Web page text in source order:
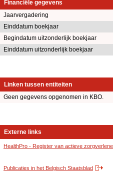
Financiële gegevens
Jaarvergadering
Einddatum boekjaar
Begindatum uitzonderlijk boekjaar
Einddatum uitzonderlijk boekjaar
Linken tussen entiteiten
Geen gegevens opgenomen in KBO.
Externe links
HealthPro - Register van actieve
Publicaties in het Belgisch Staatsblad